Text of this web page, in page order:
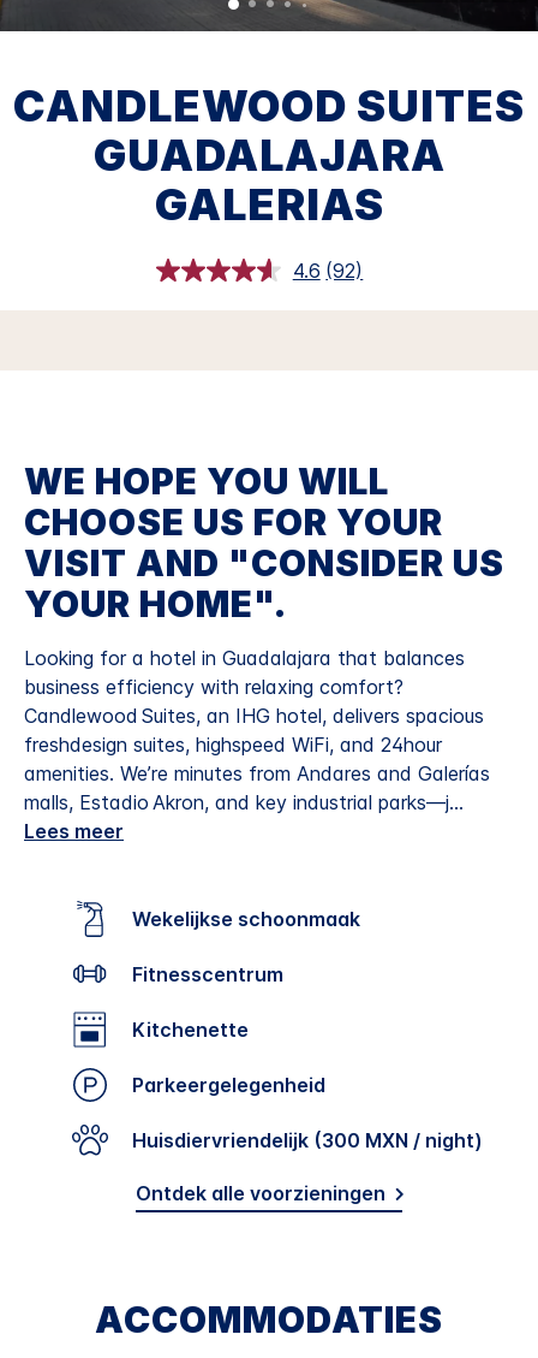
CANDLEWOOD SUITES
GUADALAJARA
GALERIAS
4.6 Lees
beoordelingen.
(92)
WE HOPE YOU WILL
CHOOSE US FOR YOUR
VISIT AND "CONSIDER US
YOUR HOME".
Looking for a hotel in Guadalajara that balances
business efficiency with relaxing comfort?
Candlewood Suites, an IHG hotel, delivers spacious
freshdesign suites, highspeed WiFi, and 24hour
amenities. We’re minutes from Andares and Galerías
malls, Estadio Akron, and key industrial parks—j...
Lees meer
Wekelijkse schoonmaak
Fitnesscentrum
Kitchenette
Parkeergelegenheid
Huisdiervriendelijk (300 MXN / night)
Ontdek alle voorzieningen
ACCOMMODATIES